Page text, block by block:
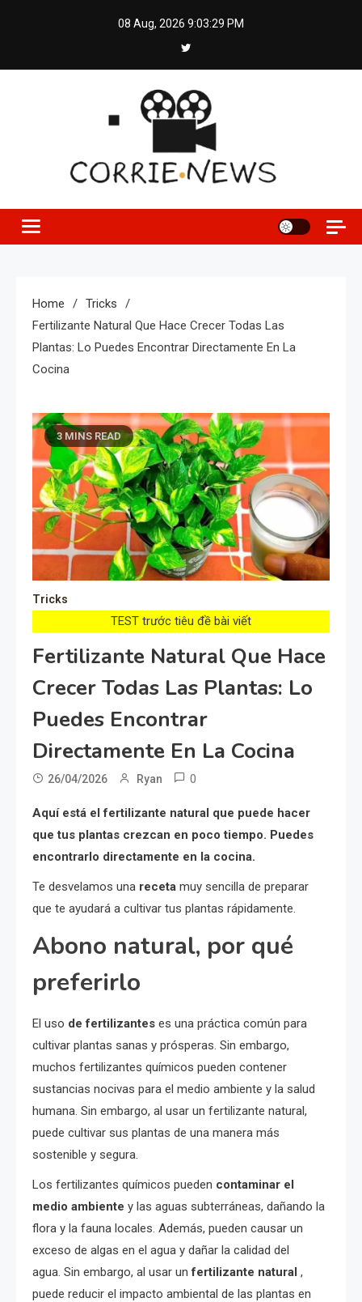
08 Aug, 2026 9:03:30 PM
Home
Tricks
Fertilizante Natural Que Hace Crecer Todas Las
Plantas: Lo Puedes Encontrar Directamente En La
Cocina
3 MINS READ
Tricks
TEST trước tiêu đề bài viết
Fertilizante Natural Que Hace
Crecer Todas Las Plantas: Lo
Puedes Encontrar
Directamente En La Cocina
26/04/2026 Ryan 0
Aquí está el fertilizante natural que puede hacer
que tus plantas crezcan en poco tiempo. Puedes
encontrarlo directamente en la cocina.
Te desvelamos una receta muy sencilla de preparar
que te ayudará a cultivar tus plantas rápidamente.
Abono natural, por qué
preferirlo
El uso de fertilizantes es una práctica común para
cultivar plantas sanas y prósperas. Sin embargo,
muchos fertilizantes químicos pueden contener
sustancias nocivas para el medio ambiente y la salud
humana. Sin embargo, al usar un fertilizante natural,
puede cultivar sus plantas de una manera más
sostenible y segura.
Los fertilizantes químicos pueden contaminar el
medio ambiente y las aguas subterráneas, dañando la
flora y la fauna locales. Además, pueden causar un
exceso de algas en el agua y dañar la calidad del
agua. Sin embargo, al usar unfertilizante natural ,
puede reducir el impacto ambiental de las plantas en